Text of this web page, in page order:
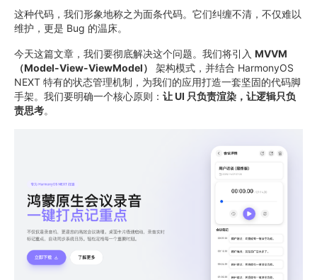
这种代码，我们形象地称之为面条代码。它们纠缠不清，不仅难以
维护，更是 Bug 的温床。
今天这篇文章，我们要彻底解决这个问题。我们将引入 MVVM
（Model-View-ViewModel）
架构模式，并结合 HarmonyOS
NEXT 特有的状态管理机制，为我们的应用打造一套坚固的代码脚
手架。我们要明确一个核心原则： 让 UI 只负责渲染，让逻辑只负
责思考。